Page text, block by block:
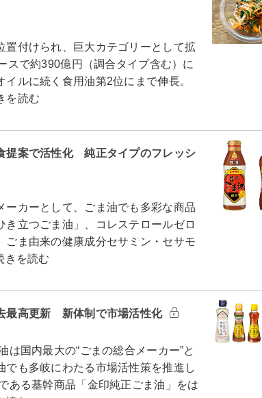
付けられ、巨大カテゴリーとして拡
スで約390億円（調合タイプ含む）に
ルに続く食用油第2位にまで伸長。
を読む
提案で活性化 純正タイプのフレッシ
カーとして、ごま油でも多彩な商品
立つごま油」、コレステロールゼロ
ま由来の健康成分セサミン・セサモ
きを読む
最高更新 新体制で市場活性化
国内最大の“ごまの総合メーカー”と
でも多岐にわたる市場活性策を推進し
る基幹商品「金印純正ごま油」をは